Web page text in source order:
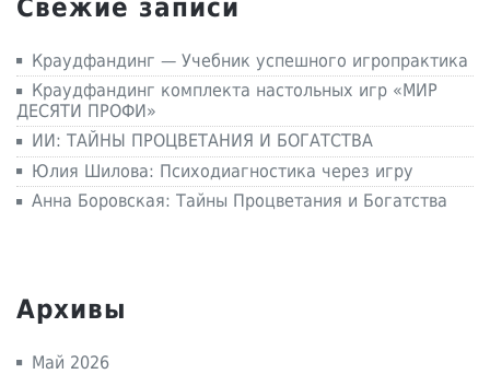
Свежие записи
Краудфандинг — Учебник успешного игропрактика
Краудфандинг комплекта настольных игр «МИР
ДЕСЯТИ ПРОФИ»
ИИ: ТАЙНЫ ПРОЦВЕТАНИЯ И БОГАТСТВА
Юлия Шилова: Психодиагностика через игру
Анна Боровская: Тайны Процветания и Богатства
Архивы
Май 2026